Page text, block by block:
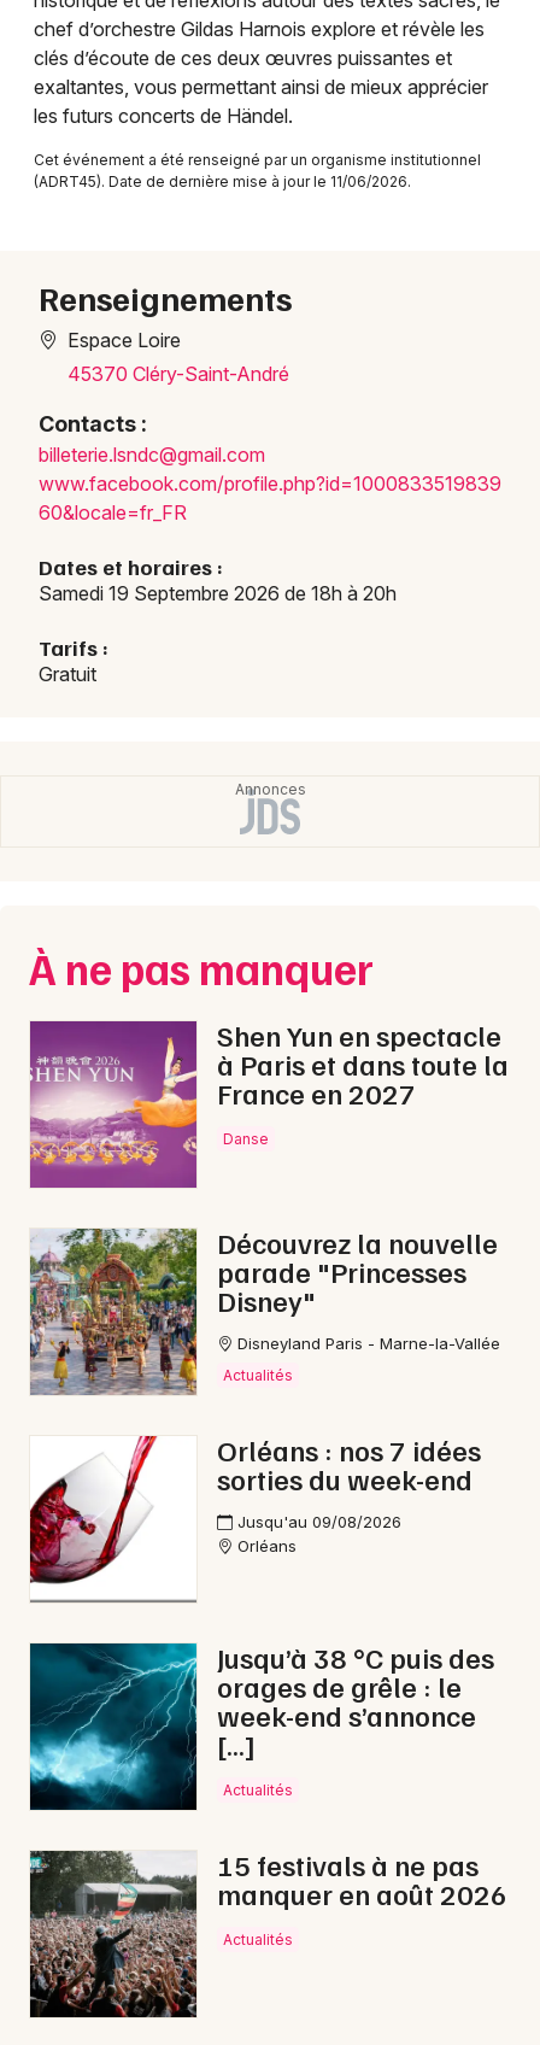
Newsletter des sorties
Artistes en tournée
Actus à Orléans
45 - Loiret
Choisir mes départements
Mon email
chef d’orchestre Gildas Harnois explore et révèle les
clés d’écoute de ces deux œuvres puissantes et
exaltantes, vous permettant ainsi de mieux apprécier
les futurs concerts de Händel.
Cet événement a été renseigné par un organisme institutionnel
(ADRT45). Date de dernière mise à jour le 11/06/2026.
Renseignements
Espace Loire
45370 Cléry-Saint-André
Contacts :
billeterie.lsndc@gmail.com
www.facebook.com/profile.php?id=1000833519839
60&locale=fr_FR
Dates et horaires :
Samedi 19 Septembre 2026 de 18h à 20h
Tarifs :
Gratuit
À ne pas manquer
Shen Yun en spectacle
à Paris et dans toute la
France en 2027
Danse
Découvrez la nouvelle
parade "Princesses
Disney"
Disneyland Paris - Marne-la-Vallée
Actualités
Orléans : nos 7 idées
sorties du week-end
Jusqu'au 09/08/2026
Orléans
Jusqu’à 38 °C puis des
orages de grêle : le
week-end s’annonce
[…]
Actualités
15 festivals à ne pas
manquer en août 2026
Actualités